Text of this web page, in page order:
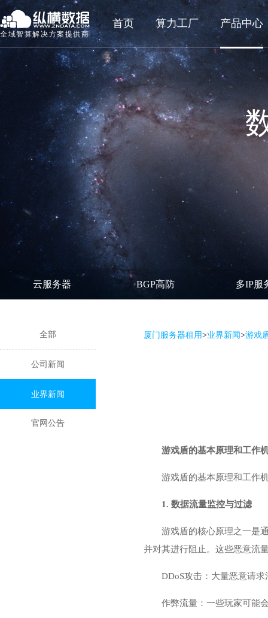
全域智算解决方案提供商
首页 算力工厂 产品中心
云服务器 BGP高防 多IP服
全部
公司新闻
业界新闻
官网公告
厦门服务器租用>业界新闻>游戏
游戏盾的基本原理和工作
游戏盾的基本原理和工作
1. 数据流量监控与过滤
游戏盾的核心原理之一是
并对其进行阻止。这些恶意流
DDoS攻击：大量恶意请
作弊流量：一些玩家可能